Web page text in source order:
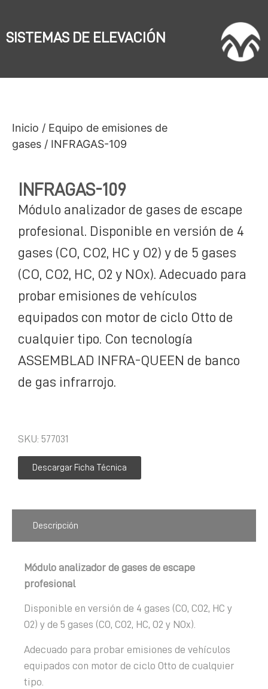
SISTEMAS DE ELEVACIÓN
Inicio / Equipo de emisiones de
gases / INFRAGAS-109
INFRAGAS-109
Módulo analizador de gases de escape
profesional. Disponible en versión de 4
gases (CO, CO2, HC y O2) y de 5 gases
(CO, CO2, HC, O2 y NOx). Adecuado para
probar emisiones de vehículos
equipados con motor de ciclo Otto de
cualquier tipo. Con tecnología
ASSEMBLAD INFRA-QUEEN de banco
de gas infrarrojo.
SKU: 577031
Descargar Ficha Técnica
Descripción
Módulo analizador de gases de escape
profesional
Disponible en versión de 4 gases (CO, CO2, HC y
O2) y de 5 gases (CO, CO2, HC, O2 y NOx).
Adecuado para probar emisiones de vehículos
equipados con motor de ciclo Otto de cualquier
tipo.